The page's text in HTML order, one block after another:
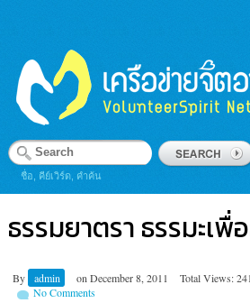
ชื่อ, คีย์เวิร์ด, คำค้น
ธรรมยาตรา ธรรมะเพื่
By admin on December 8, 2011 Total Views:
No Comments